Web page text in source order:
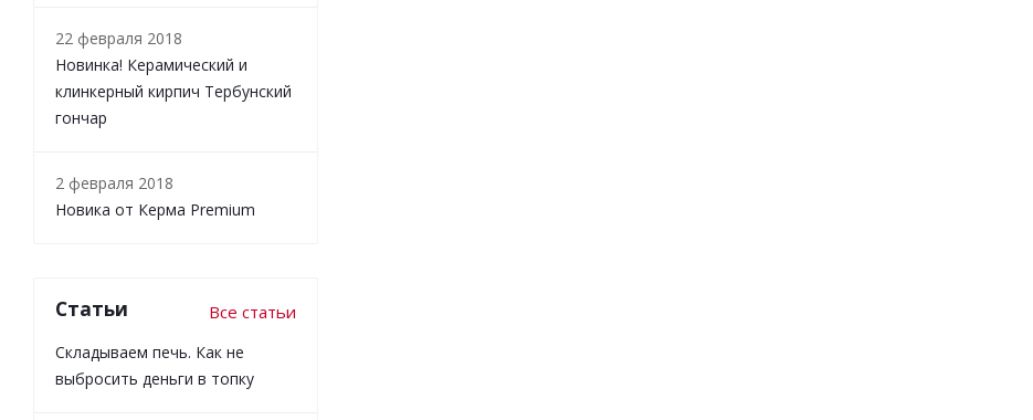
22 февраля 2018
Новинка! Керамический и
клинкерный кирпич Тербунский
гончар
2 февраля 2018
Новика от Керма Premium
Статьи Все статьи
Складываем печь. Как не
выбросить деньги в топку